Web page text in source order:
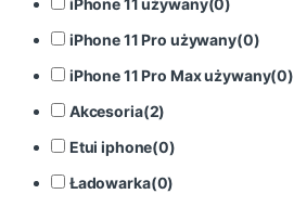
iPhone 11 Pro używany(0)
iPhone 11 Pro Max używany(0)
Akcesoria(2)
Etui iphone(0)
Ładowarka(0)